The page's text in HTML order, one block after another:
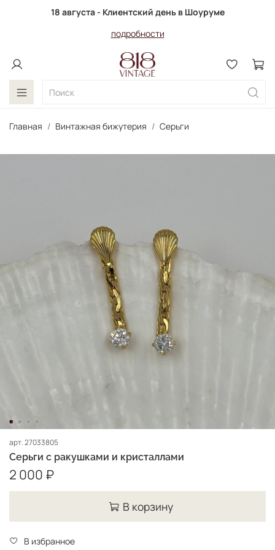
18 августа - Клиентский день в Шоуруме
подробности
Главная Винтажная бижутерия Серьги
арт.27033805
Серьги с ракушками и кристаллами
2 000 ₽
В корзину
В избранное